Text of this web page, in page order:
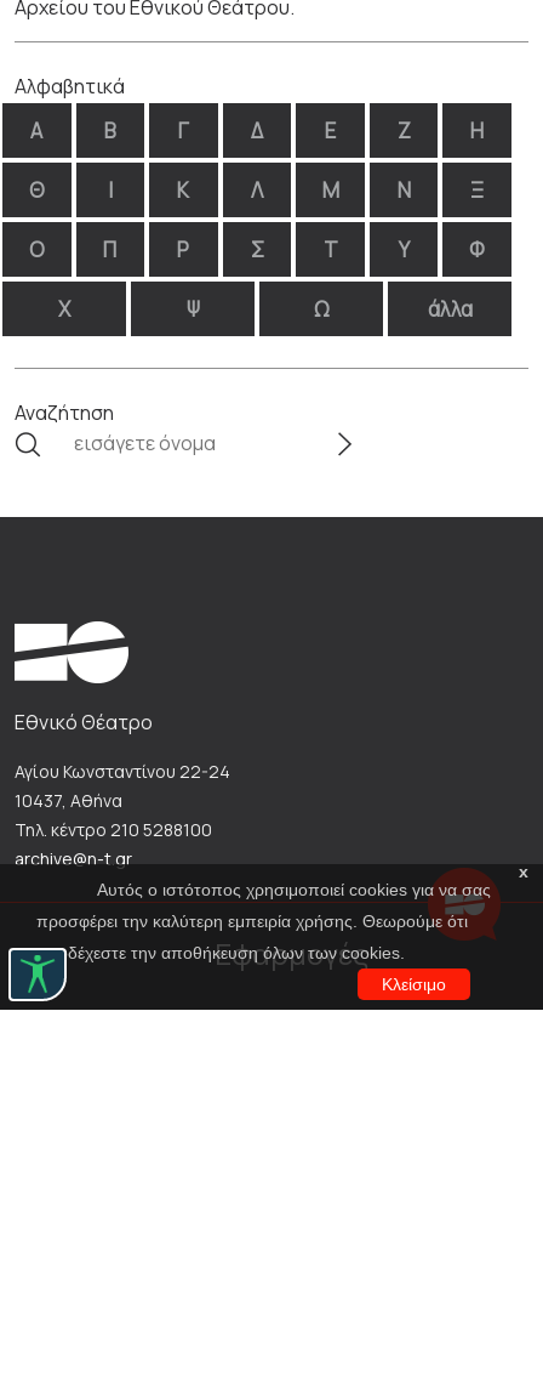
Αρχείου του Εθνικού Θεάτρου.
Αλφαβητικά
Α Β Γ Δ Ε Ζ Η
Θ Ι Κ Λ Μ Ν Ξ
Ο Π Ρ Σ Τ Υ Φ
Χ Ψ Ω άλλα
Αναζήτηση
x
Αυτός ο ιστότοπος χρησιμοποιεί cookies για να σας
προσφέρει την καλύτερη εμπειρία χρήσης. Θεωρούμε ότι
αποδέχεστε την αποθήκευση όλων των cookies.
Κλείσιμο
Εθνικό Θέατρο
Αγίου Κωνσταντίνου 22-24
10437, Αθήνα
Τηλ. κέντρο 210 5288100
archive@n-t.gr
Εφαρμογές